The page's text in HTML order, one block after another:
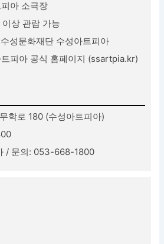
아 소극장
상 관람 가능
성문화재단 수성아트피아
피아 공식 홈페이지 (ssartpia.kr)
학로 180 (수성아트피아)
/ 문의: 053-668-1800